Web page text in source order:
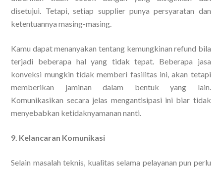
disetujui. Tetapi, setiap supplier punya persyaratan dan
ketentuannya masing-masing.
Kamu dapat menanyakan tentang kemungkinan refund bila
terjadi beberapa hal yang tidak tepat. Beberapa jasa
konveksi mungkin tidak memberi fasilitas ini, akan tetapi
memberikan jaminan dalam bentuk yang lain.
Komunikasikan secara jelas mengantisipasi ini biar tidak
menyebabkan ketidaknyamanan nanti.
9. Kelancaran Komunikasi
Selain masalah teknis, kualitas selama pelayanan pun perlu